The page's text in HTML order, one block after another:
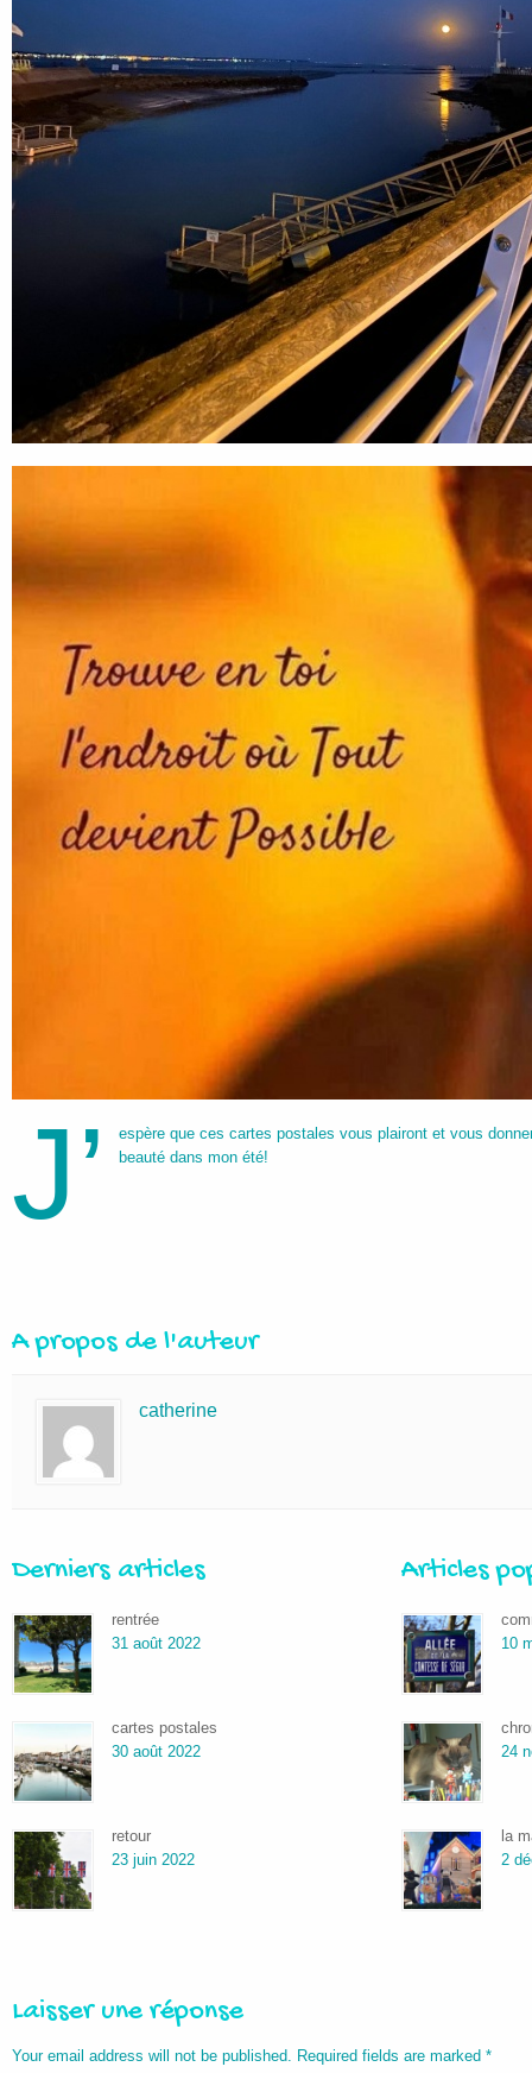
J’
espère que ces cartes postales vous plairont et vous
beauté dans mon été!
A propos de l'auteur
catherine
Derniers articles
rentrée
31 août 2022
cartes postales
30 août 2022
retour
23 juin 2022
Articles
10
24
la
2
Laisser une réponse
Your email address will not be published. Required fields are marked *